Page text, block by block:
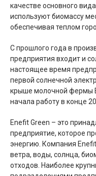
качестве основного
используют биомассу
обеспечивая теплом
С прошлого года в
предприятия входит и
настоящее время
первой солнечной
крыше молочной фермы
начала работу в конце
Enefit Green – это
предприятие, которое
энергию. Компания
ветра, воды, солнца,
отходов. Наиболее